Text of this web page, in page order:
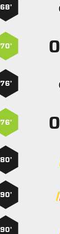
68’
70’ 
76’
76’ 
80’
90’
90’